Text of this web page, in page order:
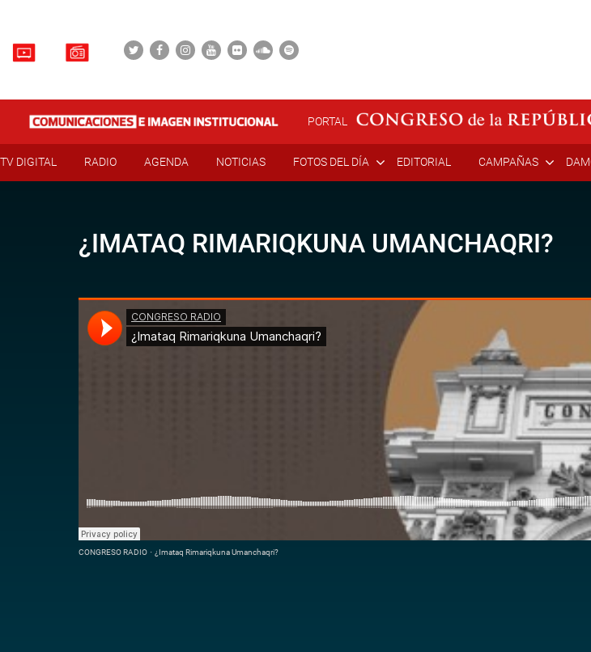
PORTAL
TV DIGITAL RADIO AGENDA NOTICIAS FOTOS DEL DÍA EDITORIAL CAMPAÑAS
¿IMATAQ RIMARIQKUNA UMANCHAQRI?
CONGRESO RADIO · ¿Imataq Rimariqkuna Umanchaqri?